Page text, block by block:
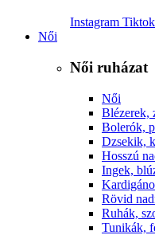
Instagram Tiktok
Női
Női ruházat
Női
Blézerek,
Bolerók,
Dzsekik,
Hosszú
Ingek,
Rövid
Ruhák,
Tunikák,